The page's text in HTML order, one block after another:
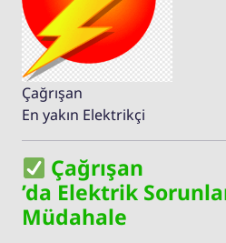
Çağrışan
En yakın Elektrikçi
Çağrışan
’da Elektrik
Müdahale